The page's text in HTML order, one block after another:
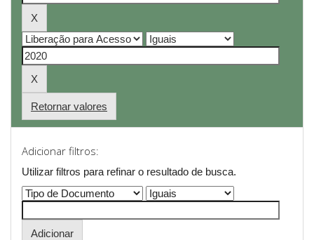
Retornar valores
Adicionar filtros:
Utilizar filtros para refinar o resultado de busca.